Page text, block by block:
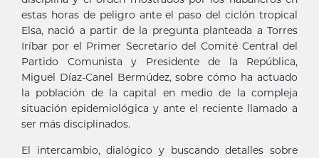
estas horas de peligro ante el paso del ciclón tropical
Elsa, nació a partir de la pregunta planteada a Torres
Iríbar por el Primer Secretario del Comité Central del
Partido Comunista y Presidente de la República,
Miguel Díaz-Canel Bermúdez, sobre cómo ha actuado
la población de la capital en medio de la compleja
situación epidemiológica y ante el reciente llamado a
ser más disciplinados.
El intercambio, dialógico y buscando detalles sobre